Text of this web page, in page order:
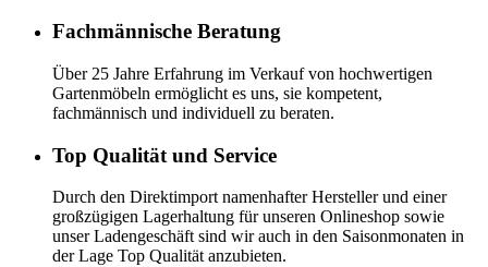
Fachmännische Beratung
Über 25 Jahre Erfahrung im Verkauf von hochwertigen
Gartenmöbeln ermöglicht es uns, sie kompetent,
fachmännisch und individuell zu beraten.
Top Qualität und Service
Durch den Direktimport namenhafter Hersteller und einer
großzügigen Lagerhaltung für unseren Onlineshop sowie
unser Ladengeschäft sind wir auch in den Saisonmonaten in
der Lage Top Qualität anzubieten.